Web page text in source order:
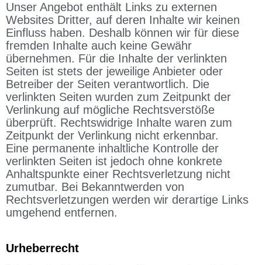
Unser Angebot enthält Links zu externen
Websites Dritter, auf deren Inhalte wir keinen
Einfluss haben. Deshalb können wir für diese
fremden Inhalte auch keine Gewähr
übernehmen. Für die Inhalte der verlinkten
Seiten ist stets der jeweilige Anbieter oder
Betreiber der Seiten verantwortlich. Die
verlinkten Seiten wurden zum Zeitpunkt der
Verlinkung auf mögliche Rechtsverstöße
überprüft. Rechtswidrige Inhalte waren zum
Zeitpunkt der Verlinkung nicht erkennbar.
Eine permanente inhaltliche Kontrolle der
verlinkten Seiten ist jedoch ohne konkrete
Anhaltspunkte einer Rechtsverletzung nicht
zumutbar. Bei Bekanntwerden von
Rechtsverletzungen werden wir derartige Links
umgehend entfernen.
Urheberrecht